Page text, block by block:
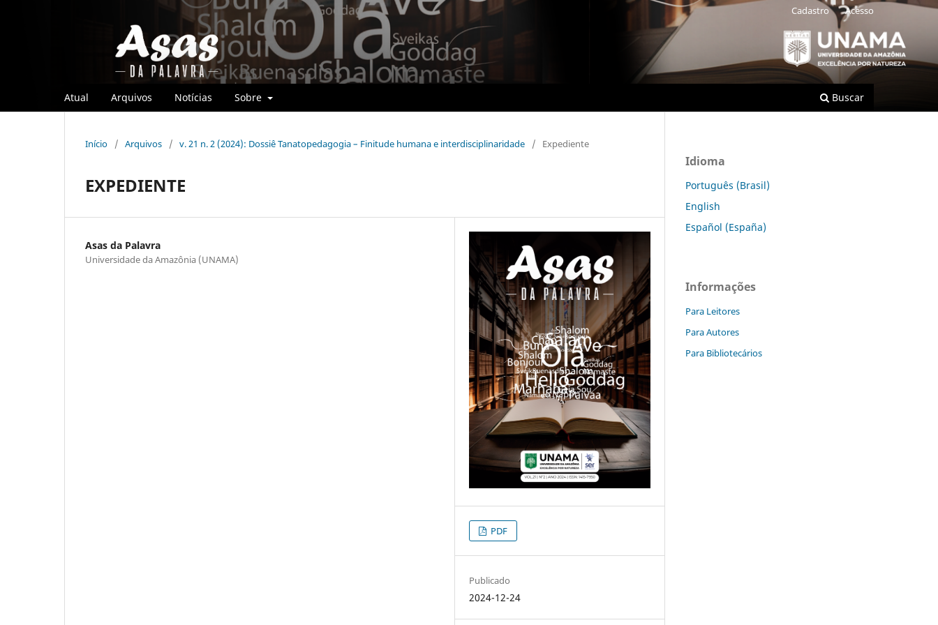
Atual Arquivos Notícias Sobre Buscar
Cadastro Acesso
Início / Arquivos / v. 21 n. 2 (2024): Dossiê Tanatopedagogia – Finitude humana e interdisciplinaridade / Expediente
EXPEDIENTE
Asas da Palavra
Universidade da Amazônia (UNAMA)
PDF
Publicado
2024-12-24
Idioma
Português (Brasil)
English
Español (España)
Informações
Para Leitores
Para Autores
Para Bibliotecários